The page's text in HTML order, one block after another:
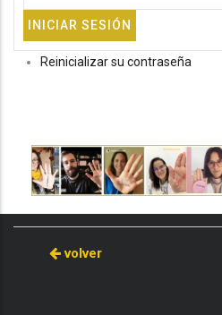
Reinicializar su contraseña
volver